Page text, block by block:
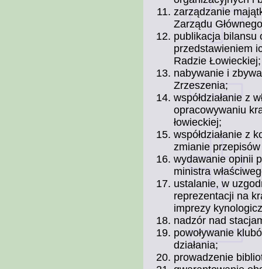
zarządzanie
Zarządu
publikacja bilansu
przedstawieniem
Radzie Łowieckiej;
nabywanie i
Zrzeszenia;
współdziałanie z
opracowywaniu
łowieckiej;
współdziałanie z
zmianie
wydawanie opinii
ministra
ustalanie, w
reprezentacji na
imprezy
nadzór nad
powoływanie
działania;
prowadzenie